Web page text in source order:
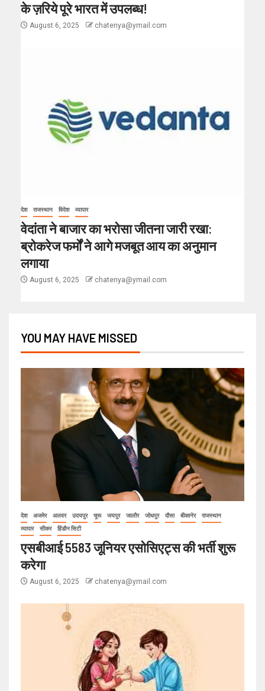
के ज़रिये पूरे भारत में उपलब्ध!
August 6, 2025 chatenya@ymail.com
देश राजस्थान विदेश व्यापार
वेदांता ने बाजार का भरोसा जीतना जारी रखा:
ब्रोकरेज फर्मों ने आगे मजबूत आय का अनुमान
लगाया
August 6, 2025 chatenya@ymail.com
YOU MAY HAVE MISSED
देश अजमेर अलवर उदयपुर चूरू जयपुर जालौर जोधपुर दौसा बीकानेर
राजस्थान
व्यापार
सीकर हिंडौन सिटी
एसबीआई 5583 जूनियर एसोसिएट्स की भर्ती शुरू
करेगा
August 6, 2025 chatenya@ymail.com